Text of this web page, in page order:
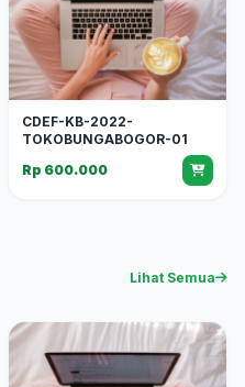
CDEF-KB-2022-
TOKOBUNGABOGOR-01
Rp 600.000
Lihat Semua